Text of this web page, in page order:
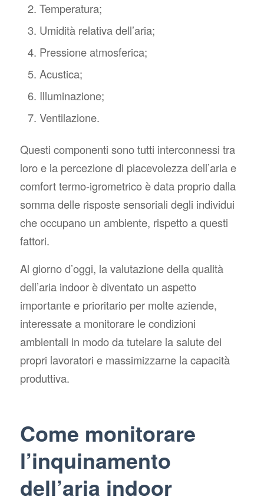
Temperatura;
Umidità relativa dell’aria;
Pressione atmosferica;
Acustica;
Illuminazione;
Ventilazione.
Questi componenti sono tutti interconnessi tra
loro e la percezione di piacevolezza dell’aria e
comfort termo-igrometrico è data proprio dalla
somma delle risposte sensoriali degli individui
che occupano un ambiente, rispetto a questi
fattori.
Al giorno d’oggi, la valutazione della qualità
dell’aria indoor è diventato un aspetto
importante e prioritario per molte aziende,
interessate a monitorare le condizioni
ambientali in modo da tutelare la salute dei
propri lavoratori e massimizzarne la capacità
produttiva.
Come monitorare
l’inquinamento
dell’aria indoor